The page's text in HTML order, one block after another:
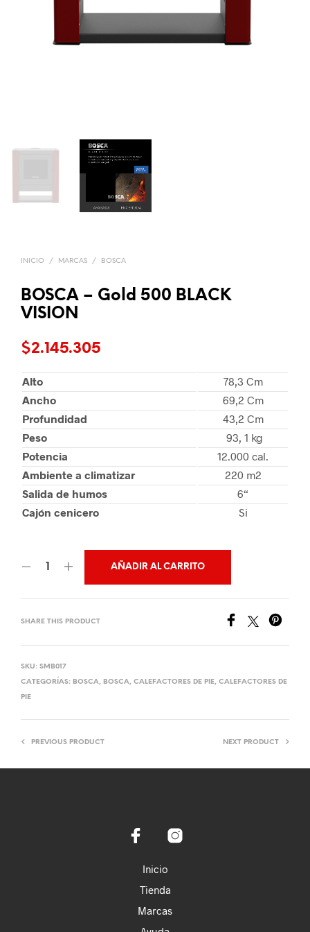
INICIO / MARCAS / BOSCA
BOSCA – Gold 500 BLACK
VISION
$2.145.305
Alto
78,3 Cm
Ancho
69,2 Cm
Profundidad
43,2 Cm
Peso
93, 1 kg
Potencia
12.000 cal.
Ambiente a climatizar
220 m2
Salida de humos
6“
Cajón cenicero
Si
AÑADIR AL CARRITO
SHARE THIS PRODUCT
SKU: SMB017
CATEGORÍAS: BOSCA, BOSCA, CALEFACTORES DE PIE, CALEFACTORES DE
PIE
PREVIOUS PRODUCT NEXT PRODUCT
Inicio
Tienda
Marcas